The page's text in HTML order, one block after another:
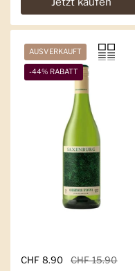
Regulärer Preis
CHF 8.90 Sale-Preis
CHF 15.90
AUSVERKAUFT
-44% RABATT